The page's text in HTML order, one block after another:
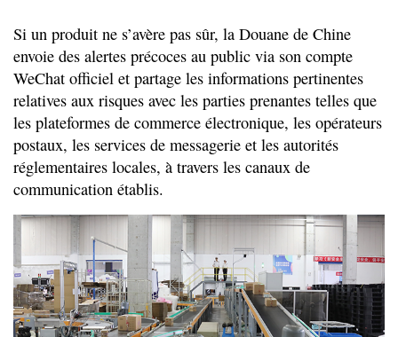
Si un produit ne s’avère pas sûr, la Douane de Chine
envoie des alertes précoces au public via son compte
WeChat officiel et partage les informations pertinentes
relatives aux risques avec les parties prenantes telles que
les plateformes de commerce électronique, les opérateurs
postaux, les services de messagerie et les autorités
réglementaires locales, à travers les canaux de
communication établis.